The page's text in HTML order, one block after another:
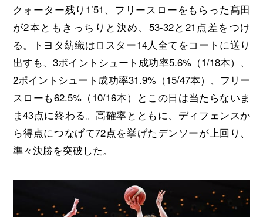
クォーター残り1’51、フリースローをもらった髙田
が2本ともきっちりと決め、53-32と21点差をつけ
る。トヨタ紡織はロスター14人全てをコートに送り
出すも、3ポイントシュート成功率5.6%（1/18本）、
2ポイントシュート成功率31.9%（15/47本）、フリー
スローも62.5%（10/16本）とこの日は当たらないま
ま43点に終わる。高確率とともに、ディフェンスか
ら得点につなげて72点を挙げたデンソーが上回り、
準々決勝を突破した。